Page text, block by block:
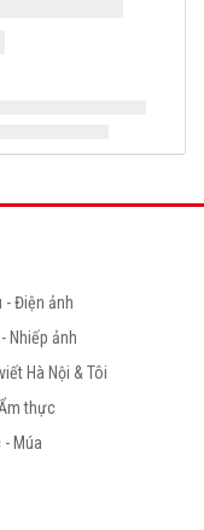
- Điện ảnh
Nhiếp ảnh
Hà Nội & Tôi
thực
Múa